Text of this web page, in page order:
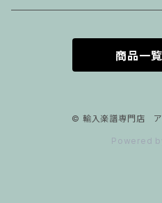
家族割適用プラン2
声楽ピアノ４５分レッスン
ヴァイオリンピアノ６０分レッスン
商品一
© 輸入楽譜専門店 アト
Powered